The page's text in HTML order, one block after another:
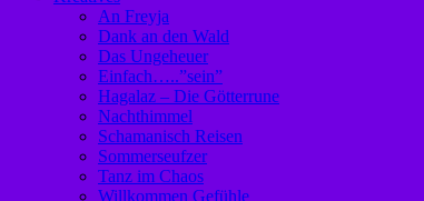
An Freyja
Dank an den Wald
Das Ungeheuer
Einfach…..”sein”
Hagalaz – Die Götterrune
Nachthimmel
Schamanisch Reisen
Sommerseufzer
Tanz im Chaos
Willkommen Gefühle